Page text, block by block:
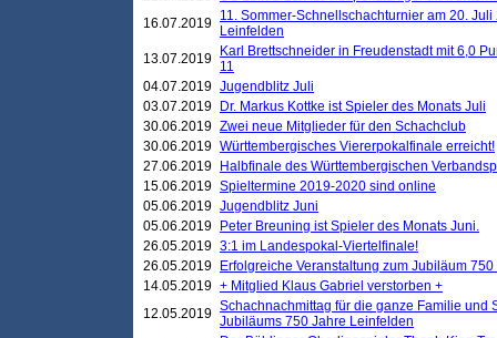
16.07.2019 11. Sommer-Schnellschachturnier am 20.
Leinfelden
13.07.2019
Karl Brettschneider in Freudenstadt mit 6,0
11
04.07.2019 Jugendblitz Juli
03.07.2019
Dr. Markus Kottke ist Spieler des Monats Juli
30.06.2019 Zwei neue Mitglieder für den Schachclub
30.06.2019 Württembergisches Viererpokalfinale erreicht!
27.06.2019
Halbfinale des Württembergischen
15.06.2019 Spieltermine 2019-2020 sind online
05.06.2019 Jugendblitz Juni
05.06.2019
Peter Breuning ist Spieler des Monats Juni.
26.05.2019 3:1 im Landespokal-Viertelfinale!
26.05.2019
Erfolgreiche Veranstaltung zum Jubiläum
14.05.2019 + Mitglied Klaus Gabriel verstorben +
12.05.2019 Schachnachmittag für die ganze Familie und
Jubiläums 750 Jahre Leinfelden